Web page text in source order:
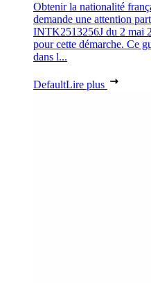
Obtenir la nationalité
demande une attention
INTK2513256J du 2 mai
pour cette démarche. Ce
dans l...
DefaultLire plus